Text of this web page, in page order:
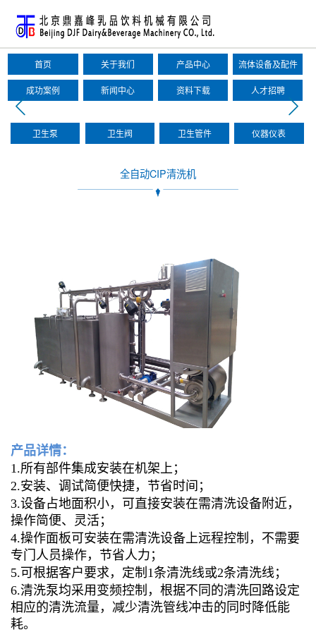
首页 关于我们 产品中心 流体设备及配件
成功案例 新闻中心 资料下载 人才招聘
卫生泵 卫生阀 卫生管件 仪器仪表
全自动CIP清洗机
产品详情：
1.所有部件集成安装在机架上；
2.安装、调试简便快捷，节省时间；
3.设备占地面积小，可直接安装在需清洗设备附近，
操作简便、灵活；
4.操作面板可安装在需清洗设备上远程控制，不需要
专门人员操作，节省人力；
5.可根据客户要求，定制1条清洗线或2条清洗线；
6.清洗泵均采用变频控制，根据不同的清洗回路设定
相应的清洗流量，减少清洗管线冲击的同时降低能
耗。